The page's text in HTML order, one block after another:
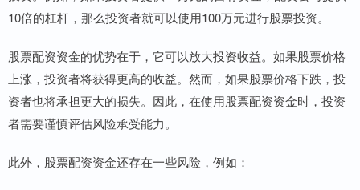
10倍的杠杆，那么投资者就可以使用100万元进行股票投资。
股票配资资金的优势在于，它可以放大投资收益。如果股票价格
上涨，投资者将获得更高的收益。然而，如果股票价格下跌，投
资者也将承担更大的损失。因此，在使用股票配资资金时，投资
者需要谨慎评估风险承受能力。
此外，股票配资资金还存在一些风险，例如：